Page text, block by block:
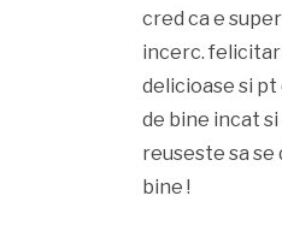
cred ca e
incerc.
delicioase si pt
de bine incat
reuseste sa se
bine !